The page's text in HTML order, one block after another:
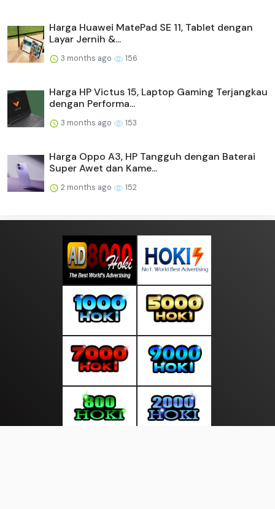
Harga Huawei MatePad SE 11, Tablet dengan
Layar Jernih &...
3 months ago 156
Harga HP Victus 15, Laptop Gaming Terjangkau
dengan Performa...
3 months ago 153
Harga Oppo A3, HP Tangguh dengan Baterai
Super Awet dan Kame...
2 months ago 152